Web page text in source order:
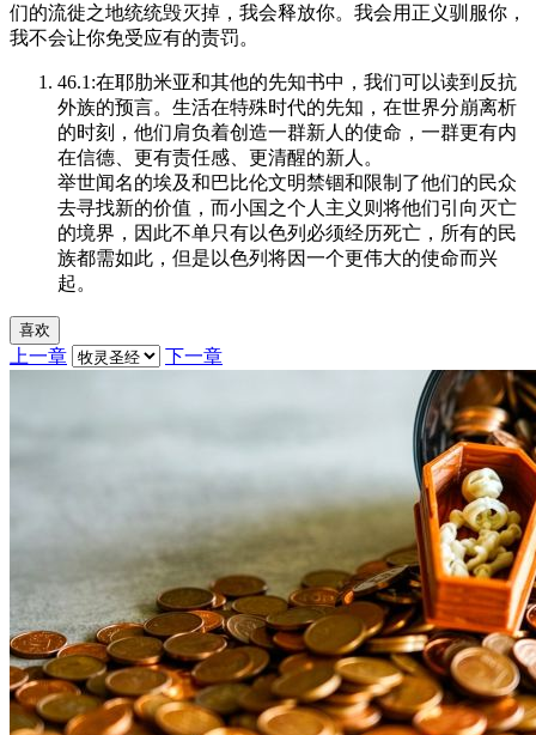
们的流徙之地统统毁灭掉，我会释放你。我会用正义驯服你，
我不会让你免受应有的责罚。
46.1:在耶肋米亚和其他的先知书中，我们可以读到反抗
外族的预言。生活在特殊时代的先知，在世界分崩离析
的时刻，他们肩负着创造一群新人的使命，一群更有内
在信德、更有责任感、更清醒的新人。
举世闻名的埃及和巴比伦文明禁锢和限制了他们的民众
去寻找新的价值，而小国之个人主义则将他们引向灭亡
的境界，因此不单只有以色列必须经历死亡，所有的民
族都需如此，但是以色列将因一个更伟大的使命而兴
起。
喜欢
上一章 下一章